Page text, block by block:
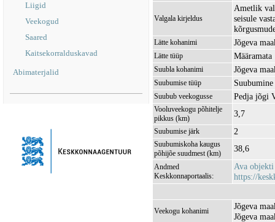
Liigid
Veekogud
Saared
Kaitsekorralduskavad
Abimaterjalid
Valgala kirjeldus
Ametlik
seisule
Lätte kohanimi Jõgeva
Lätte tüüp Määramata
Suubla kohanimi Jõgeva
Suubumise tüüp
Suubub veekogusse Pedja jõgi
Vooluveekogu põhitelje
pikkus (km)
3,7
Suubumise järk 2
Suubumiskoha kaugus
põhijõe suudmest (km)
38,6
Andmed
Keskkonnaportaalis:
Ava objekti
https://
Veekogu kohanimi
Jõgeva
Jõgeva